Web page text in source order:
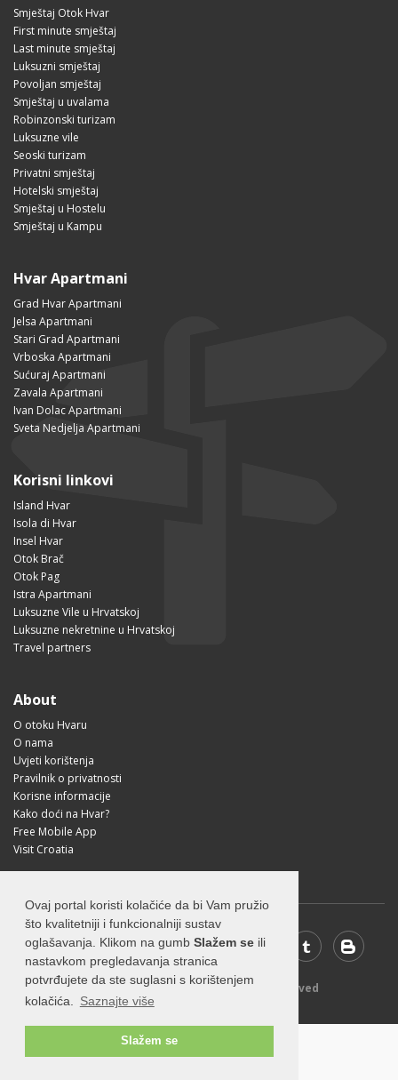
Ovaj portal koristi kolačiće da bi Vam pružio
što kvalitetniji i funkcionalniji sustav
oglašavanja. Klikom na gumb Slažem se ili
nastavkom pregledavanja stranica
potvrđujete da ste suglasni s korištenjem
kolačića.
Saznajte više
Slažem se
Smještaj Otok Hvar
First minute smještaj
Last minute smještaj
Luksuzni smještaj
Povoljan smještaj
Smještaj u uvalama
Robinzonski turizam
Luksuzne vile
Seoski turizam
Privatni smještaj
Hotelski smještaj
Smještaj u Hostelu
Smještaj u Kampu
Hvar Apartmani
Grad Hvar Apartmani
Jelsa Apartmani
Stari Grad Apartmani
Vrboska Apartmani
Sućuraj Apartmani
Zavala Apartmani
Ivan Dolac Apartmani
Sveta Nedjelja Apartmani
Korisni linkovi
Island Hvar
Isola di Hvar
Insel Hvar
Otok Brač
Otok Pag
Istra Apartmani
Luksuzne Vile u Hrvatskoj
Luksuzne nekretnine u Hrvatskoj
Travel partners
About
O otoku Hvaru
O nama
Uvjeti korištenja
Pravilnik o privatnosti
Korisne informacije
Kako doći na Hvar?
Free Mobile App
Visit Croatia
© 2026 Visit-Hvar.com - All rights reserved